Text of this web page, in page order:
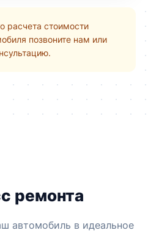
расчета стоимости
позвоните нам или
ремонта
автомобиль в идеальное